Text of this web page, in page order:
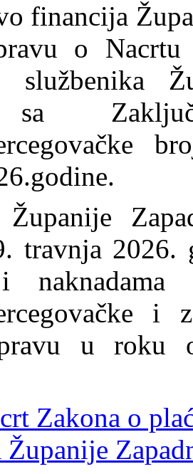
financija
o
službenika
Županije
travnja
naknadama
i
u roku
Zakona o